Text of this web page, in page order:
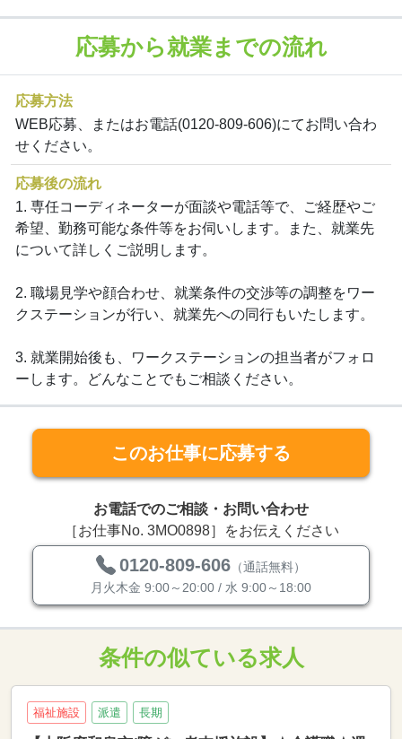
応募から就業までの流れ
応募方法
WEB応募、またはお電話(0120-809-606)にてお問い合わ
せください。
応募後の流れ
1. 専任コーディネーターが面談や電話等で、ご経歴やご
希望、勤務可能な条件等をお伺いします。また、就業先
について詳しくご説明します。
2. 職場見学や顔合わせ、就業条件の交渉等の調整をワー
クステーションが行い、就業先への同行もいたします。
3. 就業開始後も、ワークステーションの担当者がフォロ
ーします。どんなことでもご相談ください。
このお仕事に応募する
お電話でのご相談・お問い合わせ
［お仕事No. 3MO0898］をお伝えください
0120-809-606 （通話無料）
月火木金 9:00～20:00 / 水 9:00～18:00
条件の似ている求人
福祉施設 派遣 長期